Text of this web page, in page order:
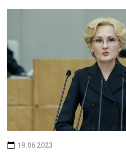
19.06.2023